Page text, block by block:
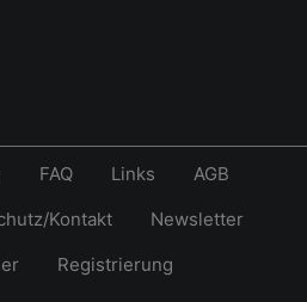
FAQ Links
AGB
Kontakt
Newsletter
Registrierung